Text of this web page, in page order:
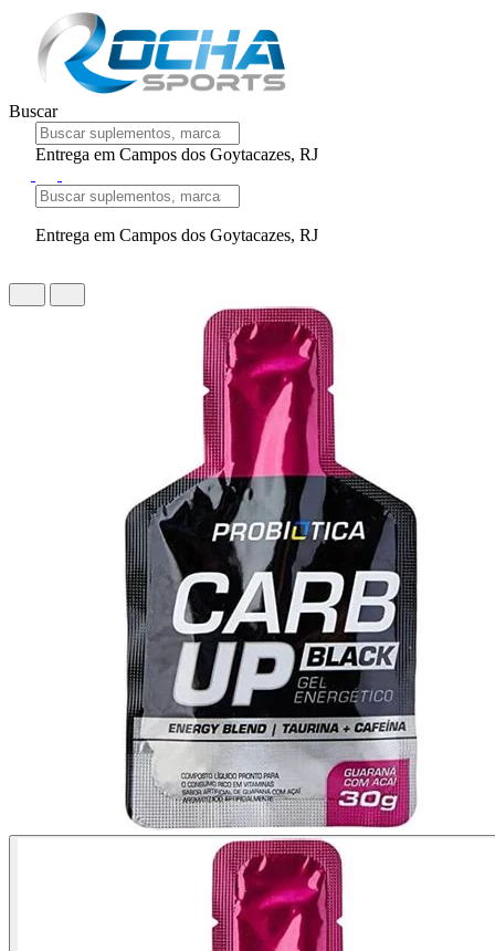
Buscar
Entrega em Campos dos Goytacazes, RJ
Entrega em Campos dos Goytacazes, RJ